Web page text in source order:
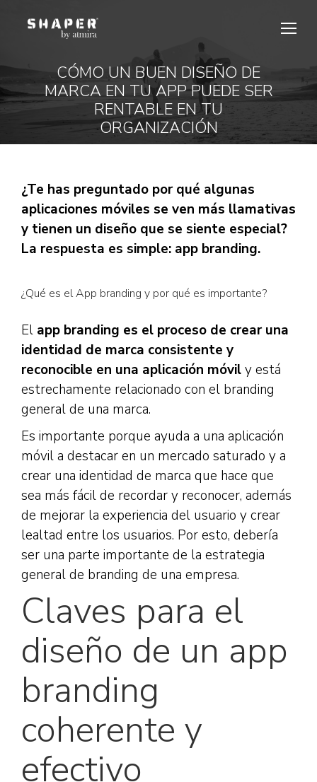
CÓMO UN BUEN DISEÑO DE
MARCA EN TU APP PUEDE SER
RENTABLE EN TU
ORGANIZACIÓN
Estás aquí:
¿Te has preguntado por qué algunas
aplicaciones móviles se ven más llamativas
y tienen un diseño que se siente especial?
La respuesta es simple: app branding.
¿Qué es el App branding y por qué es importante?
El app branding es el proceso de crear una
identidad de marca consistente y
reconocible en una aplicación móvily está
estrechamente relacionado con el branding
general de una marca.
Es importante porque ayuda a una aplicación
móvil a destacar en un mercado saturado y a
crear una identidad de marca que hace que
sea más fácil de recordar y reconocer, además
de mejorar la experiencia del usuario y crear
lealtad entre los usuarios. Por esto, debería
ser una parte importante de la estrategia
general de branding de una empresa.
Claves para el
diseño de un app
branding
coherente y
efectivo